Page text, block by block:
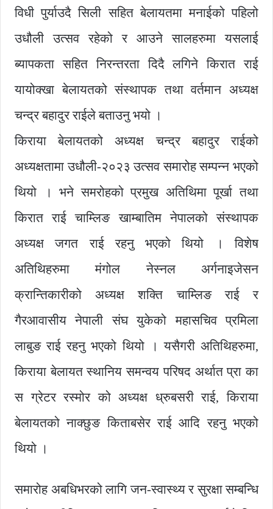
विधी पुर्याउदै सिली सहित बेलायतमा मनाईको पहिलो
उधौली उत्सव रहेको र आउने सालहरुमा यसलाई
ब्यापकता सहित निरन्तरता दिदै लगिने किरात राई
यायोक्खा बेलायतको संस्थापक तथा वर्तमान अध्यक्ष
चन्द्र बहादुर राईले बताउनु भयो ।
किराया बेलायतको अध्यक्ष चन्द्र बहादुर राईको
अध्यक्षतामा उधौली-२०२३ उत्सव समारोह सम्पन्न भएको
थियो । भने समरोहको प्रमुख अतिथिमा पूर्खा तथा
किरात राई चाम्लिङ खाम्बातिम नेपालको संस्थापक
अध्यक्ष जगत राई रहनु भएको थियो । विशेष
अतिथिहरुमा मंगोल नेस्नल अर्गनाइजेसन
क्रान्तिकारीको अध्यक्ष शक्ति चाम्लिङ राई र
गैरआवासीय नेपाली संघ युकेको महासचिव प्रमिला
लाबुङ राई रहनु भएको थियो । यसैगरी अतिथिहरुमा,
किराया बेलायत स्थानिय समन्वय परिषद अर्थात प्रा का
स ग्रेटर रस्मोर को अध्यक्ष ध्रुबसरी राई, किराया
बेलायतको नाक्छुङ किताबसेर राई आदि रहनु भएको
थियो ।
समारोह अबधिभरको लागि जन-स्वास्थ्य र सुरक्षा सम्बन्धि